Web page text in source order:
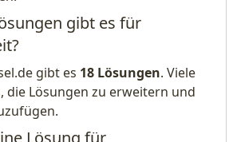
gibt es für
gibt es 18 Lösungen. Viele
die Lösungen zu erweitern und
Lösung für